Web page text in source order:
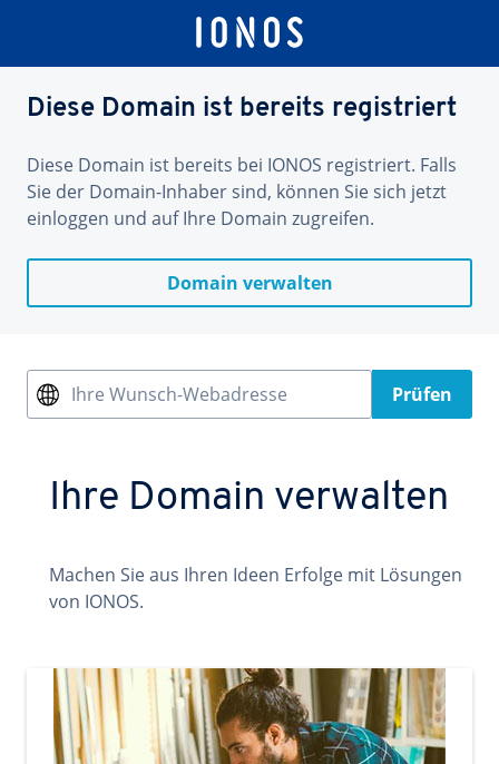
Diese Domain ist bereits registriert
Diese Domain ist bereits bei IONOS registriert. Falls
Sie der Domain-Inhaber sind, können Sie sich jetzt
einloggen und auf Ihre Domain zugreifen.
Domain verwalten
Ihre Wunsch-Webadresse Prüfen
Ihre Domain verwalten
Machen Sie aus Ihren Ideen Erfolge mit Lösungen
von IONOS.